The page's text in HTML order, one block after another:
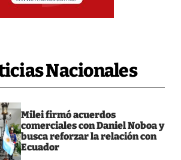
Nacionales
Milei firmó acuerdos
comerciales con Daniel Noboa y
busca reforzar la relación con
Ecuador